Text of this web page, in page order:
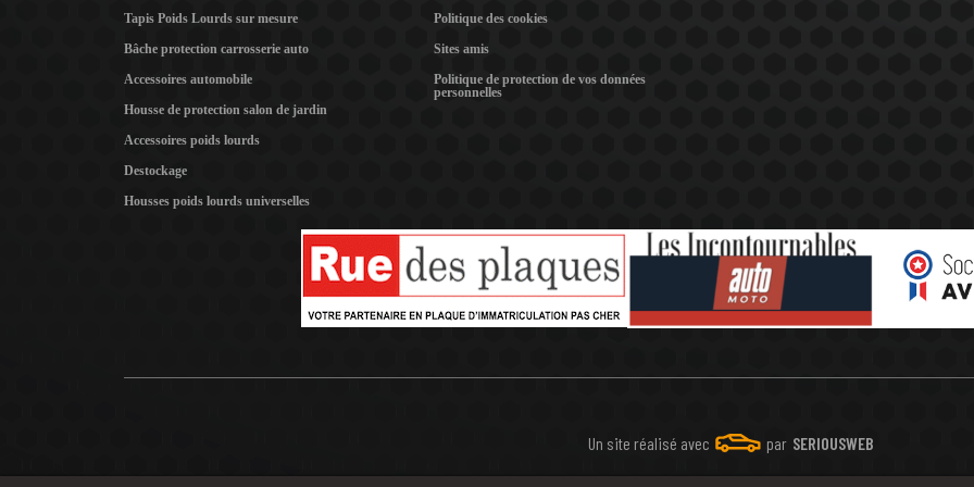
Tapis Poids Lourds sur mesure
Bâche protection carrosserie auto
Accessoires automobile
Housse de protection salon de jardin
Accessoires poids lourds
Destockage
Housses poids lourds universelles
Politique des cookies
Sites amis
Politique de protection de vos données
personnelles
Un site réalisé avec par SERIOUSWEB